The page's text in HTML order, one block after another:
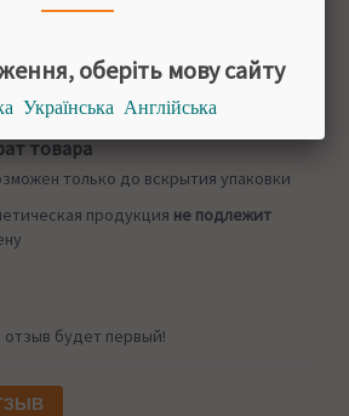
товара
только до вскрытия упаковки
продукция не подлежит
будет первый!
оберіть мову сайту
Українська Англійська